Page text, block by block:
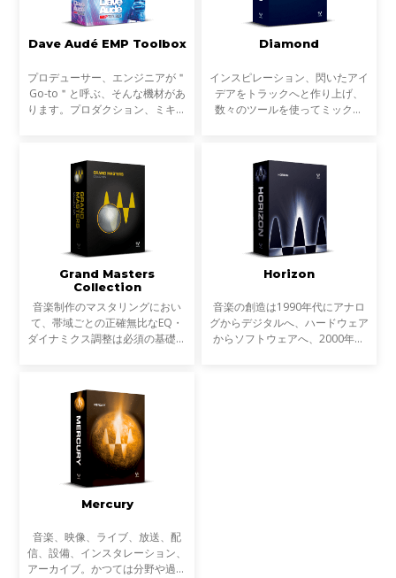
Dave Audé EMP Toolbox
プロデューサー、エンジニアが＂
Go-to＂と呼ぶ、そんな機材があ
ります。プロダクション、ミキシ
ていくためのツールです。ハウス
ミュージックこそ、デ
Diamond
インスピレーション、閃いたアイ
デアをトラックへと作り上げ、
数々のツールを使ってミックス
Platinumバンドルのプラグインを
すべて収録し、さらに原石と
Grand Masters
Collection
音楽制作のマスタリングにおい
て、帯域ごとの正確無比なEQ・
ダイナミクス調整は必須の基礎で
割するMS処理により、細分化さ
れたプロセッシングも一般的
Horizon
音楽の創造は1990年代にアナロ
グからデジタルへ、ハードウェア
からソフトウェアへ、2000年代
Mercury
音楽、映像、ライブ、放送、配
信、設備、インスタレーション、
アーカイブ。かつては分野や過程